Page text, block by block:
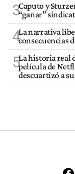
3Caputo y
“ganar”
4La narrativa
consecuencias
5La historia real
película de
descuartizó a